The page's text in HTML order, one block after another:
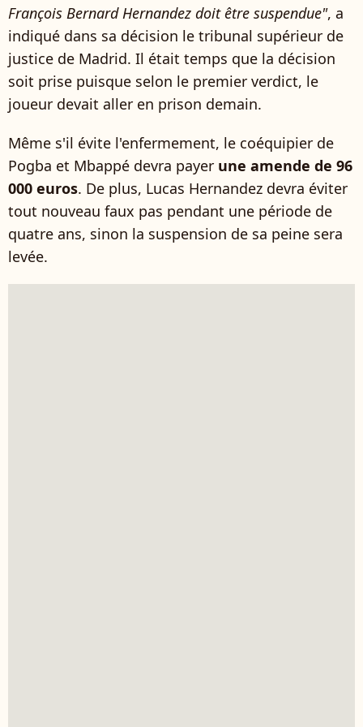
François Bernard Hernandez doit être suspendue", a
indiqué dans sa décision le tribunal supérieur de
justice de Madrid. Il était temps que la décision
soit prise puisque selon le premier verdict, le
joueur devait aller en prison demain.
Même s'il évite l'enfermement, le coéquipier de
Pogba et Mbappé devra payer une amende de 96
000 euros. De plus, Lucas Hernandez devra éviter
tout nouveau faux pas pendant une période de
quatre ans, sinon la suspension de sa peine sera
levée.